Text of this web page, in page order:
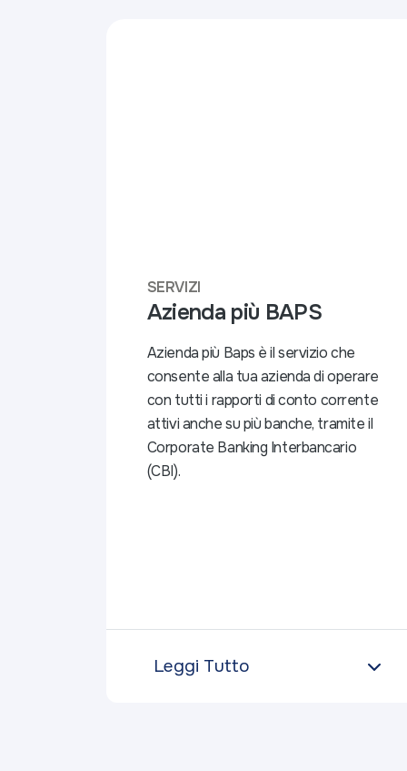
SERVIZI
Azienda più BAPS
Azienda più Baps è il servizio che
consente alla tua azienda di operare
con tutti i rapporti di conto corrente
attivi anche su più banche, tramite il
Corporate Banking Interbancario
(CBI).
Leggi Tutto